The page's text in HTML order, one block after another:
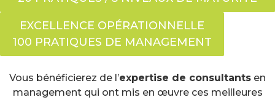
EXCELLENCE OPÉRATIONNELLE
100 PRATIQUES DE MANAGEMENT
Vous bénéficierez de l’expertise de consultants en
management qui ont mis en œuvre ces meilleures